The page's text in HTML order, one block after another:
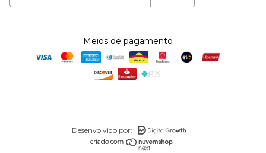
Meios de pagamento
Desenvolvido por: